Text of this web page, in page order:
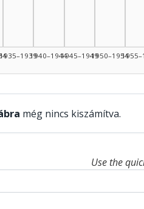
1940–19441945–19491950–1954
még nincs kiszámítva.
Use the